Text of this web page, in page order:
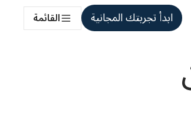
ابدأ تجربتك المجانية القائمة